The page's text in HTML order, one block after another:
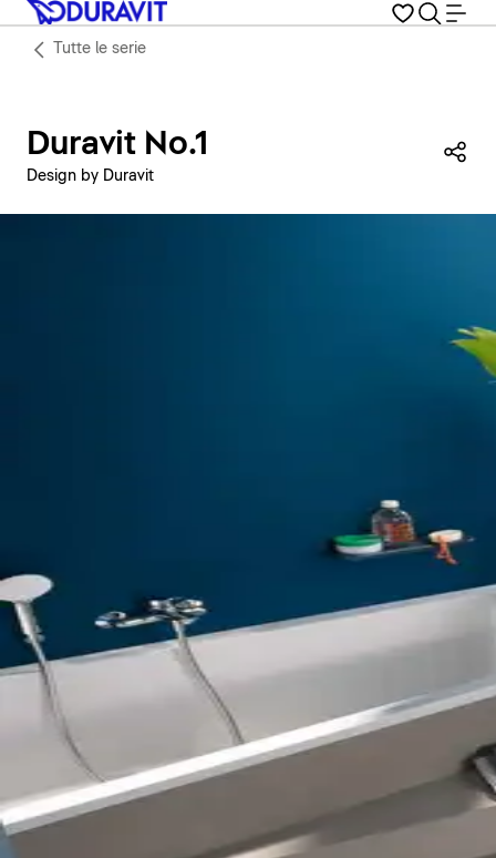
Tutte le serie
Duravit No.1
Design by Duravit